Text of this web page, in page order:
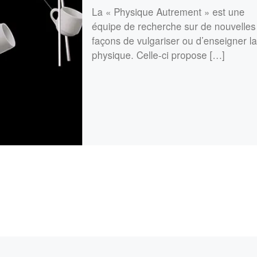
La « Physique Autrement » est une
équipe de recherche sur de nouvelles
façons de vulgariser ou d’enseigner la
physique. Celle-ci propose […]